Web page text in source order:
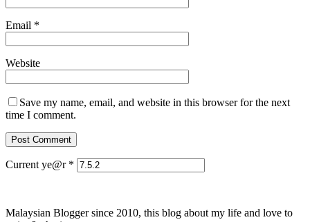
Email *
Website
Save my name, email, and website in this browser for the next
time I comment.
Current ye@r *
Malaysian Blogger since 2010, this blog about my life and love to